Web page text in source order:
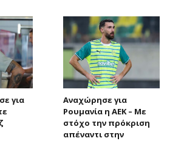
για
Αναχώρησε για
Ρουμανία η ΑΕΚ – Με
στόχο την πρόκριση
απέναντι στην